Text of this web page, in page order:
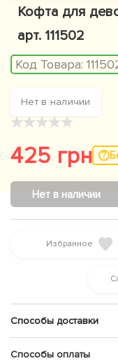
Кофта для
арт. 111502
Код Товара:
Нет в наличии
★★★★★
425 грн
Нет в наличии
Избранное
Способы доставки
Способы оплаты